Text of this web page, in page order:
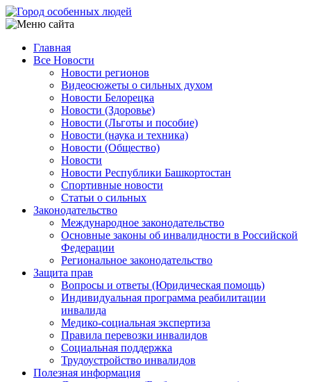
Перейти
к
содержанию
Main
navigation
Главная
Все Новости
Новости регионов
Видеосюжеты о сильных духом
Новости Белорецка
Новости (Здоровье)
Новости (Льготы и пособие)
Новости (наука и техника)
Новости (Общество)
Новости
Новости Республики Башкортостан
Спортивные новости
Статьи о сильных
Законодательство
Международное законодательство
Основные законы об инвалидности в Российской
Федерации
Региональное законодательство
Защита прав
Вопросы и ответы (Юридическая помощь)
Индивидуальная программа реабилитации
инвалида
Медико-социальная экспертиза
Правила перевозки инвалидов
Социальная поддержка
Трудоустройство инвалидов
Полезная информация